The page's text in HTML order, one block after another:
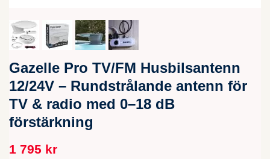
Gazelle Pro TV/FM Husbilsantenn
12/24V – Rundstrålande antenn för
TV & radio med 0–18 dB
förstärkning
1 795 kr